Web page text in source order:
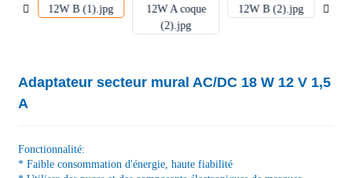
Adaptateur secteur mural AC/DC 18 W 12 V 1,5
A
Fonctionnalité:
* Faible consommation d'énergie, haute fiabilité